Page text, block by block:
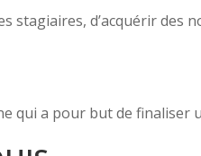
stagiaires, d’acquérir
qui a pour but de finaliser